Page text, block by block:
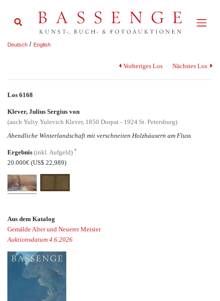
Deutsch / English
Vorheriges Los Nächstes Los
Los 6168
Klever, Julius Sergius von
(auch Yuliy Yulevich Klever, 1850 Dorpat - 1924 St. Petersburg)
Abendliche Winterlandschaft mit verschneiten Holzhäusern am Fluss
Ergebnis (inkl. Aufgeld) *
20.000€ (US$ 22,989)
Aus dem Katalog
Gemälde Alter und Neuerer Meister
Auktionsdatum 4.6.2026